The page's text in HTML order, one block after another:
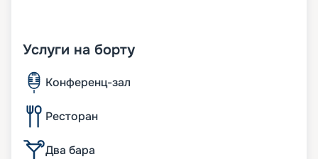
Услуги на борту
Конференц-зал
Ресторан
Два бара